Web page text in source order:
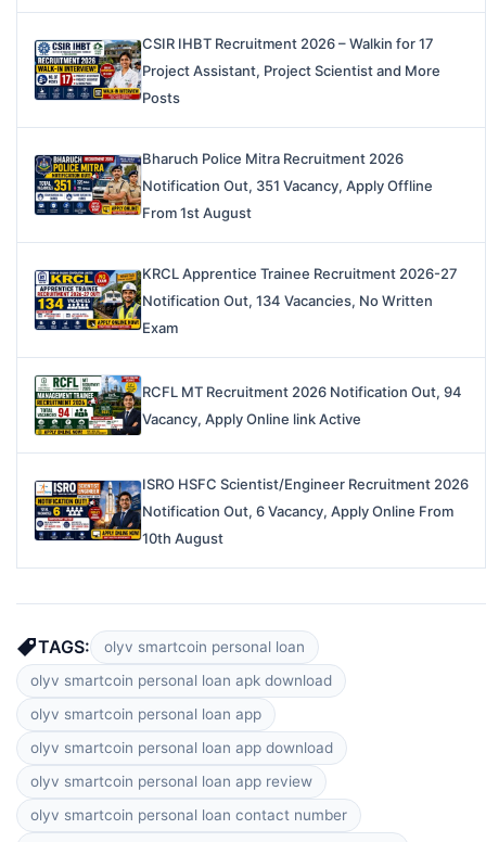
CSIR IHBT Recruitment 2026 – Walkin for 17
Project Assistant, Project Scientist and More
Posts
Bharuch Police Mitra Recruitment 2026
Notification Out, 351 Vacancy, Apply Offline
From 1st August
KRCL Apprentice Trainee Recruitment 2026-27
Notification Out, 134 Vacancies, No Written
Exam
RCFL MT Recruitment 2026 Notification Out, 94
Vacancy, Apply Online link Active
ISRO HSFC Scientist/Engineer Recruitment 2026
Notification Out, 6 Vacancy, Apply Online From
10th August
TAGS:
olyv smartcoin personal loan
olyv smartcoin personal loan apk download
olyv smartcoin personal loan app
olyv smartcoin personal loan app download
olyv smartcoin personal loan app review
olyv smartcoin personal loan contact number